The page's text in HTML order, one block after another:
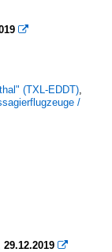

(TXL-EDDT),
/
